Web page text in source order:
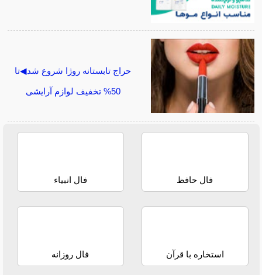
حراج تابستانه روژا شروع شد◀تا
50% تخفیف لوازم آرایشی
فال حافظ فال انبیاء
استخاره با قرآن فال روزانه